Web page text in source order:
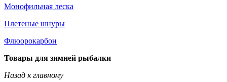
Монофильная леска
Плетеные шнуры
Флюорокарбон
Товары для зимней рыбалки
Назад к главному